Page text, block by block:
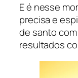
E é nesse
precisa e
de santo
resultados